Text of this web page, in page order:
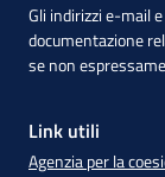
Gli indirizzi e-mail
documentazione
se non
Link utili
Agenzia per la